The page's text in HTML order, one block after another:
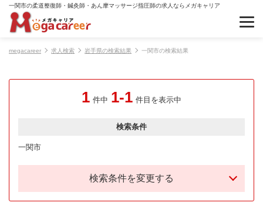
一関市の柔道整復師・鍼灸師・あん摩マッサージ指圧師の求人ならメガキャリア
megacareer 求人検索 岩手県の検索結果 一関市の検索結果
1 件中 1-1 件目を表示中
検索条件
一関市
検索条件を変更する